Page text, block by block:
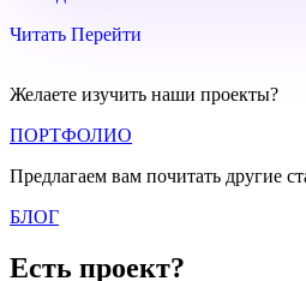
Читать Перейти
Желаете изучить наши проекты?
ПОРТФОЛИО
Предлагаем вам почитать другие
БЛОГ
Есть проект?